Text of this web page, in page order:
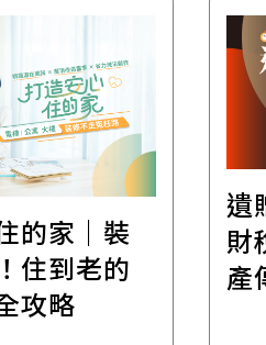
的家｜裝
住到老的
攻略
遺
財
產